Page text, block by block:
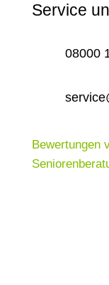
Service
08000
Bewertungen